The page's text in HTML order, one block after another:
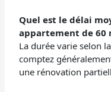
Quel est le délai
appartement de 60
La durée varie selon
comptez
une rénovation